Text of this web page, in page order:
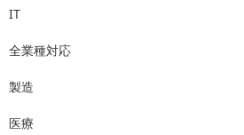
IT
全業種対応
製造
医療